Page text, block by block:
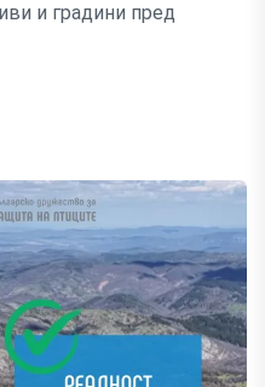
и градини пред